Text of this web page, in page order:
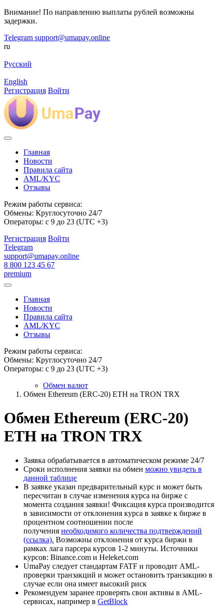
Внимание! По направлению выплаты рублей возможны
задержки.
Telegram support@umapay.online
ru
Русский
English
Регистрация Войти
Главная
Новости
Правила сайта
AML/KYC
Отзывы
Режим работы сервиса:
Обмены: Круглосуточно 24/7
Операторы: с 9 до 23 (UTC +3)
Регистрация Войти
Telegram
support@umapay.online
8 800 123 45 67
premium
Главная
Новости
Правила сайта
AML/KYC
Отзывы
Режим работы сервиса:
Обмены: Круглосуточно 24/7
Операторы: с 9 до 23 (UTC +3)
Обмен валют
Обмен Ethereum (ERC-20) ETH на TRON TRX
Обмен Ethereum (ERC-20)
ETH на TRON TRX
Заявка обрабатывается в автоматическом режиме 24/7
Сроки исполнения заявки на обмен можно увидеть в
данной таблице
В заявке указан предварительный курс и может быть
пересчитан в случае изменения курса на бирже с
момента создания заявки! Фиксация курса производится
в зависимости от отклонения курса в заявке к бирже в
процентном соотношении после
получения необходимого количества подтверждений
(ссылка). Возможны отклонения от курса биржи в
рамках лага парсера курсов 1-2 минуты. Источники
курсов: Binance.com и Heleket.com
UmaPay следует стандартам FATF и проводит AML-
проверки транзакций и может остановить транзакцию в
случае если она имеет высокий риск
Рекомендуем заранее проверять свои активы в AML-
сервисах, например в GetBlock